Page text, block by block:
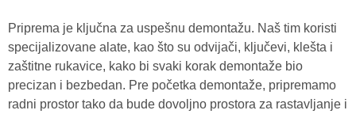
Priprema je ključna za uspešnu demontažu. Naš tim koristi
specijalizovane alate, kao što su odvijači, ključevi, klešta i
zaštitne rukavice, kako bi svaki korak demontaže bio
precizan i bezbedan. Pre početka demontaže, pripremamo
radni prostor tako da bude dovoljno prostora za rastavljanje i